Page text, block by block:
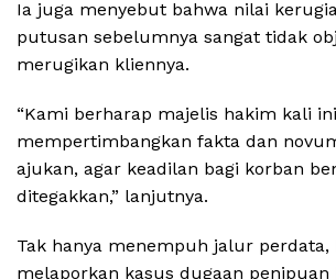
Ia juga menyebut bahwa nilai
putusan sebelumnya sangat tidak
merugikan kliennya.
“Kami berharap majelis hakim kali
mempertimbangkan fakta dan
ajukan, agar keadilan bagi korban
ditegakkan,” lanjutnya.
Tak hanya menempuh jalur perdata,
melaporkan kasus dugaan penipuan